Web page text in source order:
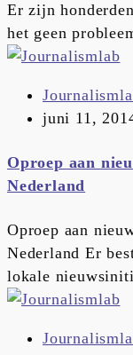
Er zijn
het geen
juni 11,
Oproep aan
Nederland
Oproep aan
Nederland Er
lokale